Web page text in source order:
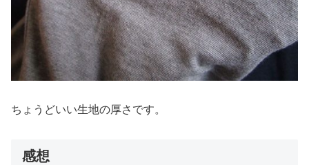
ちょうどいい生地の厚さです。
感想